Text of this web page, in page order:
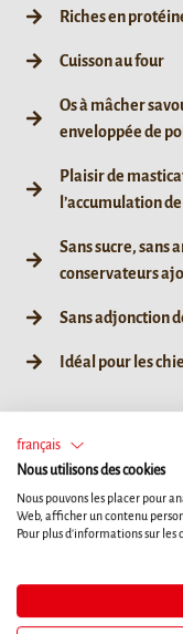
Riches en
Cuisson au four
Os à mâcher
enveloppée de
Plaisir de
l’accumulation
Sans sucre, sans
conservateurs
Sans adjonction
Idéal pour les
XS
85g / L 1ct
français
Nous utilisons des cookies
Nous pouvons les placer pour
Web, afficher un contenu
Pour plus d'informations sur les